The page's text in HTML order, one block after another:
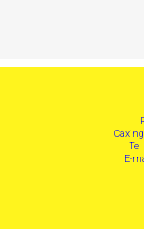
Tel
E-